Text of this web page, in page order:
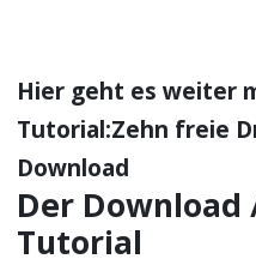
Hier geht es weiter
Tutorial:Zehn freie
Download
Der
Tutorial